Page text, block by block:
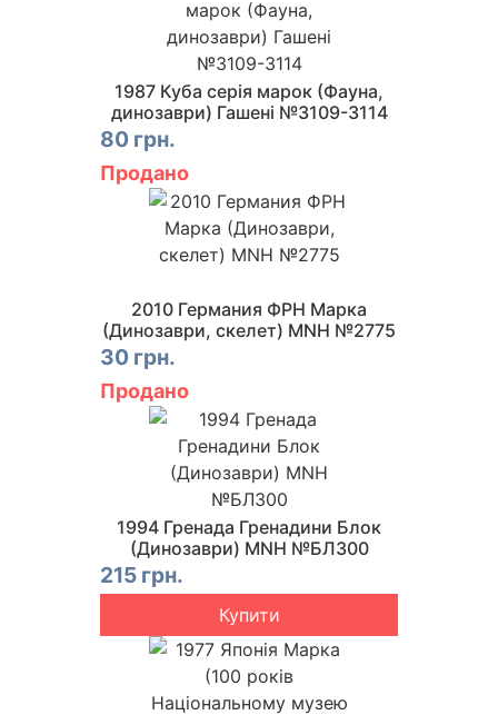
1987 Куба серія марок (Фауна,
динозаври) Гашені №3109-3114
80 грн.
Продано
2010 Германия ФРН Марка
(Динозаври, скелет) MNH №2775
30 грн.
Продано
1994 Гренада Гренадини Блок
(Динозаври) MNH №БЛ300
215 грн.
Купити